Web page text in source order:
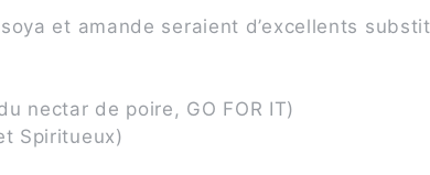
et amande seraient d’excellents
nectar de poire, GO FOR IT)
Spiritueux)